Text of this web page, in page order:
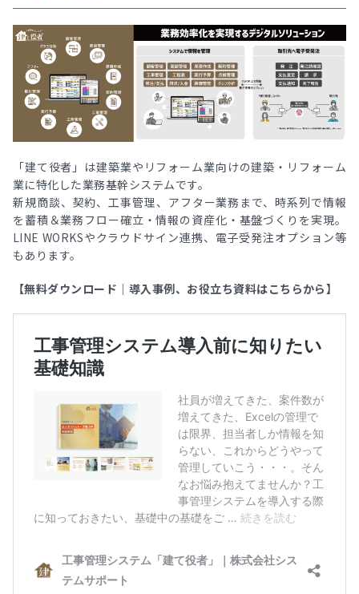
「建て役者」は建築業やリフォーム業向けの建築・リフォーム
業に特化した業務基幹システムです。
新規商談、契約、工事管理、アフター業務まで、時系列で情報
を蓄積＆業務フロー確立・情報の資産化・基盤づくりを実現。
LINE WORKSやクラウドサイン連携、電子受発注オプション等
もあります。
【無料ダウンロード｜導入事例、お役立ち資料はこちらから】